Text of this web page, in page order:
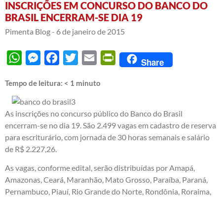
INSCRIÇÕES EM CONCURSO DO BANCO DO
BRASIL ENCERRAM-SE DIA 19
Pimenta Blog - 6 de janeiro de 2015
WhatsAppMessengerFacebook
Twitter Email PrintFriendly
Share
Tempo de leitura: < 1 minuto
As inscrições no concurso público do Banco do Brasil
encerram-se no dia 19. São 2.499 vagas em cadastro de reserva
para escriturário, com jornada de 30 horas semanais e salário
de R$ 2.227,26.
As vagas, conforme edital, serão distribuídas por Amapá,
Amazonas, Ceará, Maranhão, Mato Grosso, Paraíba, Paraná,
Pernambuco, Piauí, Rio Grande do Norte, Rondônia, Roraima,